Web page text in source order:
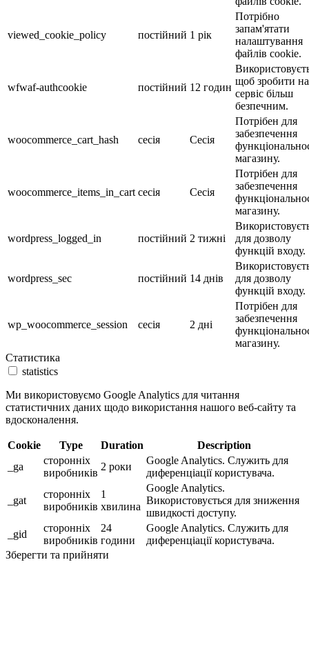
viewed_cookie_policy постійний 1 рік
Потрібно
запам'ятати
налаштування
файлів cookie.
wfwaf-authcookie постійний 12 годин
щоб зробити
сервіс більш
безпечним.
woocommerce_cart_hash сесія Сесія
Потрібен для
забезпечення
магазину.
woocommerce_items_in_cart сесія Сесія
Потрібен для
забезпечення
магазину.
wordpress_logged_in постійний 2 тижні
для дозволу
функцій входу.
wordpress_sec постійний 14 днів
для дозволу
функцій входу.
wp_woocommerce_session сесія 2 дні
Потрібен для
забезпечення
магазину.
Статистика
statistics
Ми використовуємо Google Analytics для читання
статистичних даних щодо використання нашого веб-сайту та
вдосконалення.
Cookie Type Duration
Description
_ga
сторонніх
виробників
2 роки
Google Analytics. Служить для
диференціації користувача.
_gat
сторонніх
виробників
1
хвилина
Google Analytics.
Використовується для зниження
швидкості доступу.
_gid
сторонніх
виробників
24
години
Google Analytics. Служить для
диференціації користувача.
Зберегти та прийняти